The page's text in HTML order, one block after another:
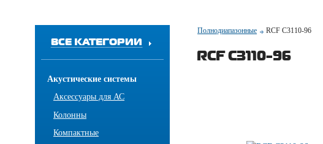
ВСЕ КАТЕГОРИИ
Акустические системы
Аксессуары для АС
Колонны
Компактные
Полнодиапазонные RCF C3110-96
RCF C3110-96